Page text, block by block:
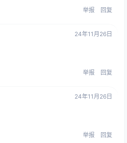
举报 回复
24年11月26日
举报 回复
24年11月26日
举报 回复